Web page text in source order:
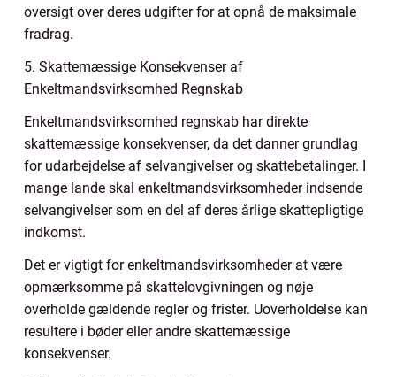
oversigt over deres udgifter for at opnå de maksimale
fradrag.
5. Skattemæssige Konsekvenser af
Enkeltmandsvirksomhed Regnskab
Enkeltmandsvirksomhed regnskab har direkte
skattemæssige konsekvenser, da det danner grundlag
for udarbejdelse af selvangivelser og skattebetalinger. I
mange lande skal enkeltmandsvirksomheder indsende
selvangivelser som en del af deres årlige skattepligtige
indkomst.
Det er vigtigt for enkeltmandsvirksomheder at være
opmærksomme på skattelovgivningen og nøje
overholde gældende regler og frister. Uoverholdelse kan
resultere i bøder eller andre skattemæssige
konsekvenser.